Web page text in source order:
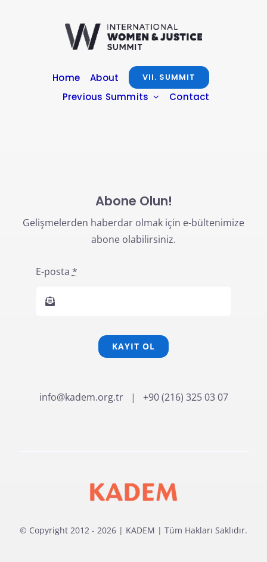
Home About VII. SUMMIT
Previous Summits Contact
Abone Olun!
Gelişmelerden haberdar olmak için e-bültenimize
abone olabilirsiniz.
E-posta*
KAYIT OL
info@kadem.org.tr| +90 (216) 325 03 07
© Copyright 2012 - 2026 | KADEM | Tüm Hakları Saklıdır.